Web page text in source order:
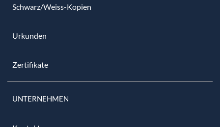
Schwarz/Weiss-Kopien
Urkunden
Zertifikate
UNTERNEHMEN